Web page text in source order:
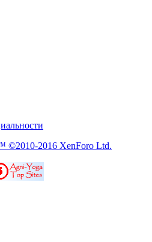
©2010-2016 XenForo Ltd.